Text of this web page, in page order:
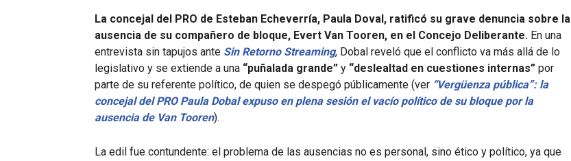
La concejal del PRO de Esteban Echeverría, Paula Doval, ratificó su grave denuncia sobre la
ausencia de su compañero de bloque, Evert Van Tooren, en el Concejo Deliberante. En una
entrevista sin tapujos ante Sin Retorno Streaming, Dobal reveló que el conflicto va más allá de lo
legislativo y se extiende a una “puñalada grande” y “deslealtad en cuestiones internas” por
parte de su referente político, de quien se despegó públicamente (ver “Vergüenza pública”: la
concejal del PRO Paula Dobal expuso en plena sesión el vacío político de su bloque por la
ausencia de Van Tooren).
La edil fue contundente: el problema de las ausencias no es personal, sino ético y político, ya que